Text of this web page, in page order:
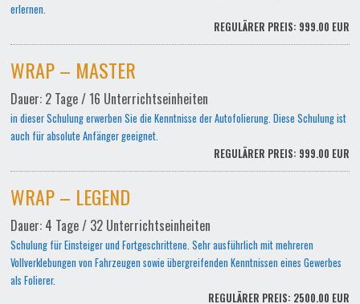
erlernen.
REGULÄRER PREIS: 999.00 EUR
WRAP – MASTER
Dauer: 2 Tage / 16 Unterrichtseinheiten
in dieser Schulung erwerben Sie die Kenntnisse der Autofolierung. Diese Schulung ist
auch für absolute Anfänger geeignet.
REGULÄRER PREIS: 999.00 EUR
WRAP – LEGEND
Dauer: 4 Tage / 32 Unterrichtseinheiten
Schulung für Einsteiger und Fortgeschrittene. Sehr ausführlich mit mehreren
Vollverklebungen von Fahrzeugen sowie übergreifenden Kenntnissen eines Gewerbes
als Folierer.
REGULÄRER PREIS: 2500.00 EUR